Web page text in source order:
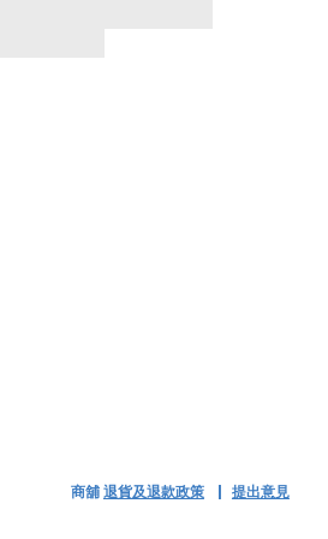
商舖退貨及退款政策 提出意見